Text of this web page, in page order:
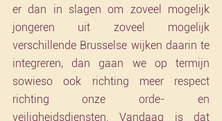
er dan in slagen om zoveel mogelijk
jongeren uit zoveel mogelijk
verschillende Brusselse wijken daarin te
integreren, dan gaan we op termijn
sowieso ook richting meer respect
richting onze orde- en
veiligheidsdiensten. Vandaag is dat